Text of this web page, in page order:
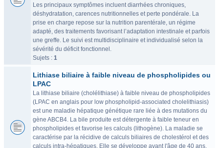
Les principaux symptômes incluent diarrhées chroniques,
déshydratation, carences nutritionnelles et perte pondérale. La
prise en charge repose sur la nutrition parentérale, un régime
adapté, des traitements favorisant l’adaptation intestinale et parfois
une greffe. Le suivi est multidisciplinaire et individualisé selon la
sévérité du déficit fonctionnel.
Sujets : 1
Lithiase biliaire à faible niveau de phospholipides ou
LPAC
La lithiase biliaire (cholélithiase) à faible niveau de phospholipides
(LPAC en anglais pour low phospholipid-associated cholelithiasis)
est une maladie hépatique génétique rare liée à des mutations du
gène ABCB4. La bile produite est détergente à faible teneur en
phospholipides et favorise les calculs (lithogène). La maladie se
caractérise par la récidive de calculs biliaires de cholestérol et des
calculs intra-hépatiques. Elle se développe avant l'âge de 40 ans.